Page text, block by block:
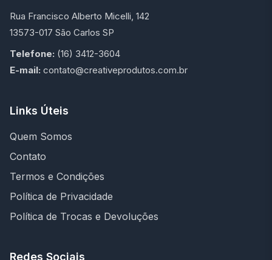
Rua Francisco Alberto Micelli, 142
13573-017 São Carlos SP
Telefone: (16) 3412-3604
E-mail: contato@creativeprodutos.com.br
Links Úteis
Quem Somos
Contato
Termos e Condições
Política de Privacidade
Política de Trocas e Devoluções
Redes Sociais